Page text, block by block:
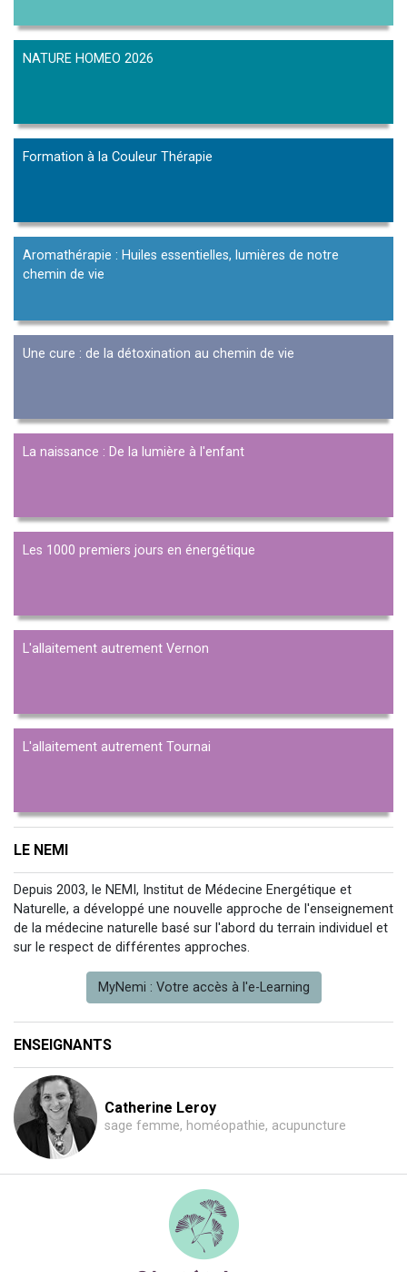
LE NEMI
Depuis 2003, le NEMI, Institut de Médecine Energétique et
Naturelle, a développé une nouvelle approche de l'enseignement
de la médecine naturelle basé sur l'abord du terrain individuel et
sur le respect de différentes approches.
MyNemi : Votre accès à l'e-Learning
ENSEIGNANTS
Catherine Leroy
sage femme, homéopathie, acupuncture
NATURE HOMEO 2026
Formation à la Couleur Thérapie
Aromathérapie : Huiles essentielles, lumières de notre
chemin de vie
Une cure : de la détoxination au chemin de vie
La naissance : De la lumière à l'enfant
Les 1000 premiers jours en énergétique
L'allaitement autrement Vernon
L'allaitement autrement Tournai